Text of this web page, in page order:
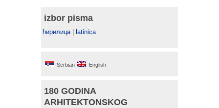
izbor pisma
ћирилица| latinica
Serbian English
180 GODINA
ARHITEKTONSKOG